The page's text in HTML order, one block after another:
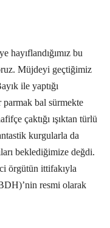
hayıflandığımız bu
Müjdeyi geçtiğimiz
ile yaptığı
parmak bal sürmekte
çaktığı ışıktan türlü
kurgularla da
beklediğimize değdi.
örgütün ittifakıyla
resmi olarak